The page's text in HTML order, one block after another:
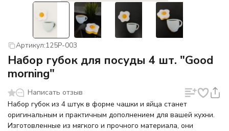
Артикул:125P-003
Набор губок для посуды 4 шт. "Good
morning"
Написать отзыв
Набор губок из 4 штук в форме чашки и яйца станет
оригинальным и практичным дополнением для вашей кухни.
Изготовленные из мягкого и прочного материала, они